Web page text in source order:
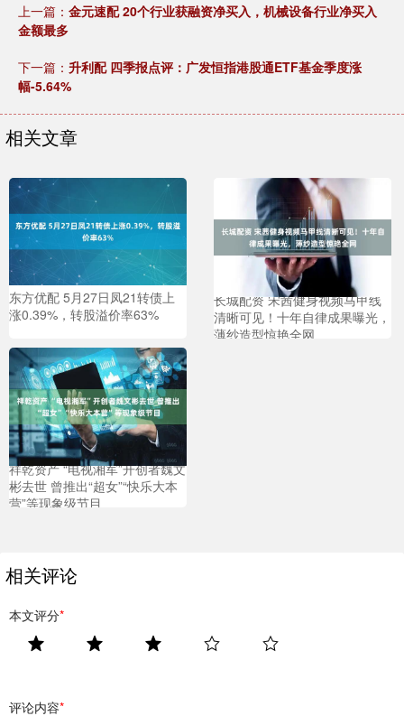
上一篇： 金元速配 20个行业获融资净买入，机械设备行业净买入
金额最多
下一篇： 升利配 四季报点评：广发恒指港股通ETF基金季度涨
幅-5.64%
相关文章
东方优配 5月27日凤21转债上
涨0.39%，转股溢价率63%
长城配资 宋茜健身视频马甲线
清晰可见！十年自律成果曝光，
薄纱造型惊艳全网
祥乾资产 “电视湘军”开创者魏文
彬去世 曾推出“超女”“快乐大本
营”等现象级节目
相关评论
本文评分*
评论内容*